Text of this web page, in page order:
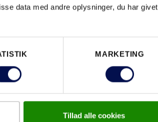
data med andre oplysninger, du har givet
MARKETING
Tillad alle cookies